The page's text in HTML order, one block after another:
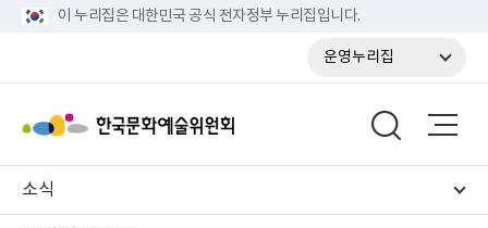
이 누리집은 대한민국 공식 전자정부 누리집입니다.
운영누리집
소식